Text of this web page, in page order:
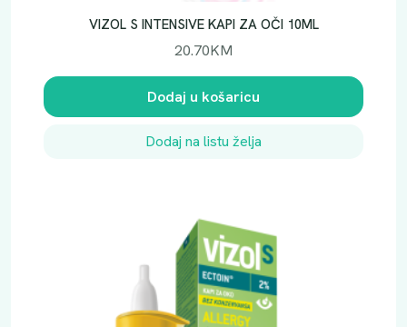
VIZOL S INTENSIVE KAPI ZA OČI 10ML
20.70KM
Dodaj u košaricu
Dodaj na listu želja